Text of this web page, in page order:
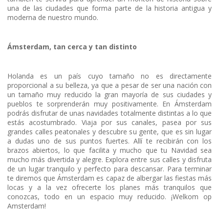
una de las ciudades que forma parte de la historia antigua y
moderna de nuestro mundo.
Ámsterdam, tan cerca y tan distinto
Holanda es un país cuyo tamaño no es directamente
proporcional a su belleza, ya que a pesar de ser una nación con
un tamaño muy reducido la gran mayoría de sus ciudades y
pueblos te sorprenderán muy positivamente. En Ámsterdam
podrás disfrutar de unas navidades totalmente distintas a lo que
estás acostumbrado. Viaja por sus canales, pasea por sus
grandes calles peatonales y descubre su gente, que es sin lugar
a dudas uno de sus puntos fuertes. Allí te recibirán con los
brazos abiertos, lo que facilita y mucho que tu Navidad sea
mucho más divertida y alegre. Explora entre sus calles y disfruta
de un lugar tranquilo y perfecto para descansar. Para terminar
te diremos que Ámsterdam es capaz de albergar las fiestas más
locas y a la vez ofrecerte los planes más tranquilos que
conozcas, todo en un espacio muy reducido. ¡Welkom op
Amsterdam!